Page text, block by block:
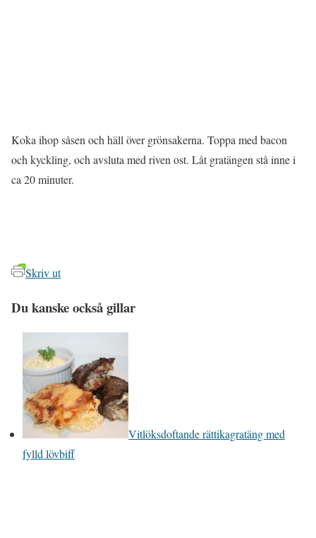
Koka ihop såsen och häll över grönsakerna. Toppa med bacon
och kyckling, och avsluta med riven ost. Låt gratängen stå inne i
ca 20 minuter.
Skriv ut
Du kanske också gillar
Vitlöksdoftande rättikagratäng med
fylld lövbiff